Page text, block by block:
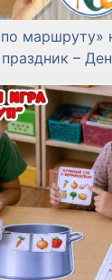
маршруту»
–